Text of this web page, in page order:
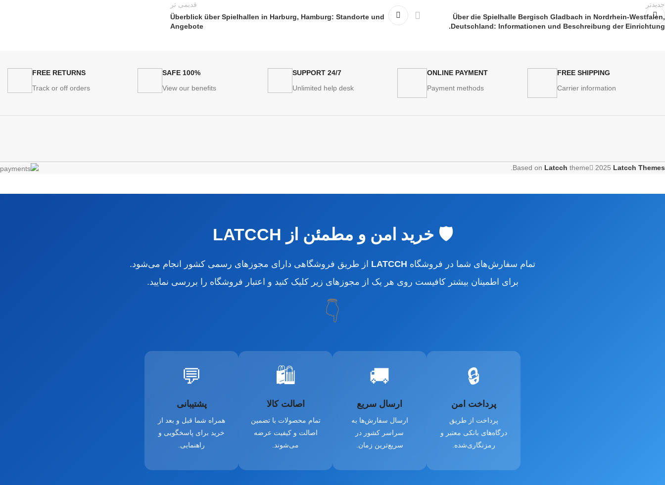
جدیدتر
Über die Spielhalle Bergisch Gladbach in Nordrhein-Westfalen,
Deutschland: Informationen und Beschreibung der Einrichtung.
قدیمی تر
Überblick über Spielhallen in Harburg, Hamburg: Standorte und
Angebote
FREE SHIPPING
Carrier information
ONLINE PAYMENT
Payment methods
24/7 SUPPORT
Unlimited help desk
100% SAFE
View our benefits
FREE RETURNS
Track or off orders
Based on Latcch theme 2025 Latcch Themes
.
🛡️ خرید امن و مطمئن از LATCCH
تمام سفارش‌های شما در فروشگاه LATCCH از طریق فروشگاهی دارای مجوزهای رسمی کشور انجام می‌شود.
برای اطمینان بیشتر کافیست روی هر یک از مجوزهای زیر کلیک کنید و اعتبار فروشگاه را بررسی نمایید.
👇
🔒
پرداخت امن
پرداخت از طریق
درگاه‌های بانکی معتبر و
رمزنگاری‌شده.
🚚
ارسال سریع
ارسال سفارش‌ها به
سراسر کشور در
سریع‌ترین زمان.
🛍️
اصالت کالا
تمام محصولات با تضمین
اصالت و کیفیت عرضه
می‌شوند.
💬
پشتیبانی
همراه شما قبل و بعد از
خرید برای پاسخگویی و
راهنمایی.